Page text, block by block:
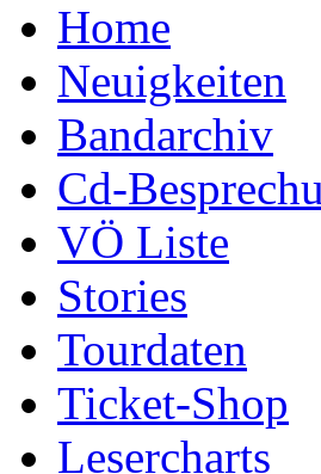
Home
Neuigkeiten
Bandarchiv
Cd-
VÖ Liste
Stories
Tourdaten
Ticket-Shop
Lesercharts